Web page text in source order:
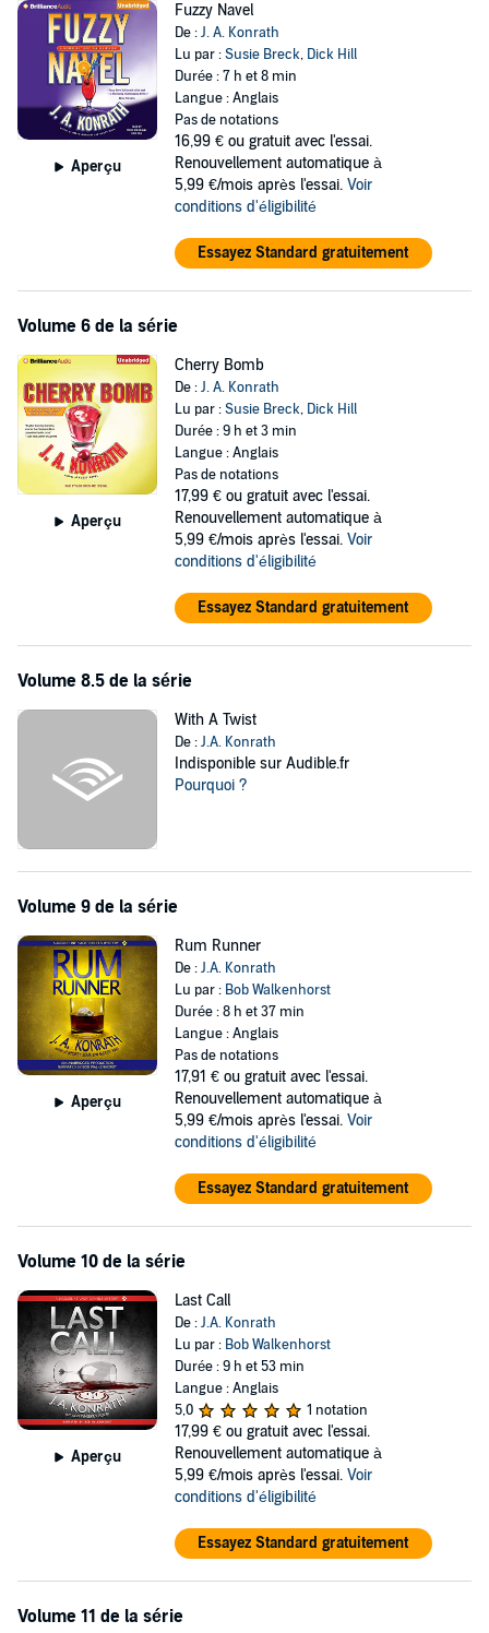
Aperçu
Fuzzy Navel
De :J. A. Konrath
Lu par :Susie Breck, Dick Hill
Durée : 7 h et 8 min
Langue : Anglais
Pas de notations
16,99 € ou gratuit avec l'essai.
Renouvellement automatique à
5,99 €/mois après l'essai. Voir
conditions d'éligibilité
Essayez Standard gratuitement
Volume 6 de la série
Aperçu
Cherry Bomb
De :J. A. Konrath
Lu par :Susie Breck, Dick Hill
Durée : 9 h et 3 min
Langue : Anglais
Pas de notations
17,99 € ou gratuit avec l'essai.
Renouvellement automatique à
5,99 €/mois après l'essai. Voir
conditions d'éligibilité
Essayez Standard gratuitement
Volume 8.5 de la série
With A Twist
De :J.A. Konrath
Indisponible sur Audible.fr
Pourquoi ?
Volume 9 de la série
Aperçu
Rum Runner
De :J.A. Konrath
Lu par : Bob Walkenhorst
Durée : 8 h et 37 min
Langue : Anglais
Pas de notations
17,91 € ou gratuit avec l'essai.
Renouvellement automatique à
5,99 €/mois après l'essai. Voir
conditions d'éligibilité
Essayez Standard gratuitement
Volume 10 de la série
Aperçu
Last Call
De :J.A. Konrath
Lu par : Bob Walkenhorst
Durée : 9 h et 53 min
Langue : Anglais
5,0
1 notation
17,99 € ou gratuit avec l'essai.
Renouvellement automatique à
5,99 €/mois après l'essai. Voir
conditions d'éligibilité
Essayez Standard gratuitement
Volume 11 de la série